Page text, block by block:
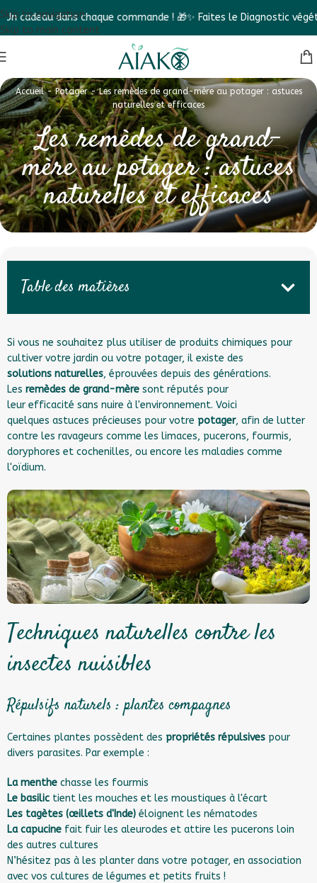
Skip to navigation
Skip to main content
dans chaque commande ! 🎁✨ Faites le Diagnostic végétal et
Accueil-Potager-Les remèdes de grand-mère au potager : astuces
naturelles et efficaces
Les remèdes de grand-
mère au potager : astuces
naturelles et efficaces
Table des matières
Si vous ne souhaitez plus utiliser de produits chimiques pour
cultiver votre jardin ou votre potager, il existe des
solutions naturelles, éprouvées depuis des générations.
Les remèdes de grand-mère sont réputés pour
leur efficacité sans nuire à l'environnement. Voici
quelques astuces précieuses pour votre potager, afin de lutter
contre les ravageurs comme les limaces, pucerons, fourmis,
doryphores et cochenilles, ou encore les maladies comme
l'oïdium.
Techniques naturelles contre les
insectes nuisibles
Répulsifs naturels : plantes compagnes
Certaines plantes possèdent des propriétés répulsives pour
divers parasites. Par exemple :
La menthe chasse les fourmis
Le basilic tient les mouches et les moustiques à l'écart
Les tagètes (œillets d'Inde) éloignent les nématodes
La capucine fait fuir les aleurodes et attire les pucerons loin
des autres cultures
N’hésitez pas à les planter dans votre potager, en association
avec vos cultures de légumes et petits fruits !